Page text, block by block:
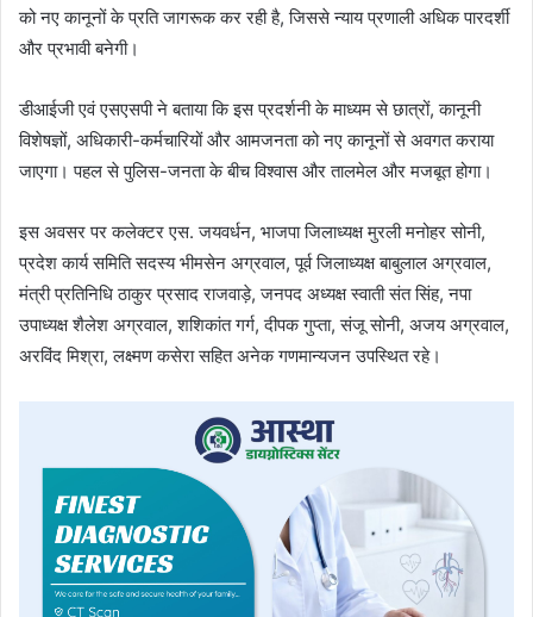
को नए कानूनों के प्रति जागरूक कर रही है, जिससे न्याय प्रणाली अधिक पारदर्शी
और प्रभावी बनेगी।
डीआईजी एवं एसएसपी ने बताया कि इस प्रदर्शनी के माध्यम से छात्रों, कानूनी
विशेषज्ञों, अधिकारी-कर्मचारियों और आमजनता को नए कानूनों से अवगत कराया
जाएगा। पहल से पुलिस-जनता के बीच विश्वास और तालमेल और मजबूत होगा।
इस अवसर पर कलेक्टर एस. जयवर्धन, भाजपा जिलाध्यक्ष मुरली मनोहर सोनी,
प्रदेश कार्य समिति सदस्य भीमसेन अग्रवाल, पूर्व जिलाध्यक्ष बाबुलाल अग्रवाल,
मंत्री प्रतिनिधि ठाकुर प्रसाद राजवाड़े, जनपद अध्यक्ष स्वाती संत सिंह, नपा
उपाध्यक्ष शैलेश अग्रवाल, शशिकांत गर्ग, दीपक गुप्ता, संजू सोनी, अजय अग्रवाल,
अरविंद मिश्रा, लक्ष्मण कसेरा सहित अनेक गणमान्यजन उपस्थित रहे।